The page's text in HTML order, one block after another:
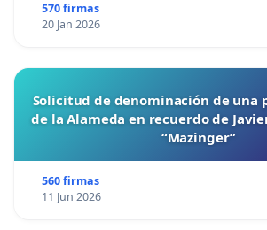
570 firmas
20 Jan 2026
Solicitud de denominación de una
de la Alameda en recuerdo de
“Mazinger”
560 firmas
11 Jun 2026